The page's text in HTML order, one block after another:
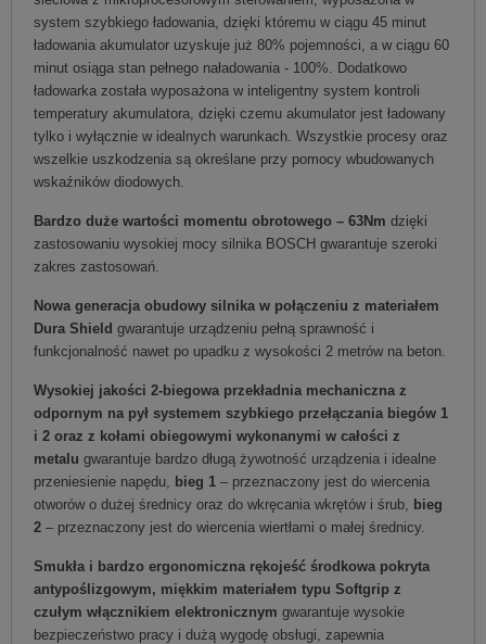
system szybkiego ładowania, dzięki któremu w ciągu 45 minut
ładowania akumulator uzyskuje już 80% pojemności, a w ciągu 60
minut osiąga stan pełnego naładowania - 100%. Dodatkowo
ładowarka została wyposażona w inteligentny system kontroli
temperatury akumulatora, dzięki czemu akumulator jest ładowany
tylko i wyłącznie w idealnych warunkach. Wszystkie procesy oraz
wszelkie uszkodzenia są określane przy pomocy wbudowanych
wskaźników diodowych.
Bardzo duże wartości momentu obrotowego – 63Nm dzięki
zastosowaniu wysokiej mocy silnika BOSCH gwarantuje szeroki
zakres zastosowań.
Nowa generacja obudowy silnika w połączeniu z materiałem
Dura Shield gwarantuje urządzeniu pełną sprawność i
funkcjonalność nawet po upadku z wysokości 2 metrów na beton.
Wysokiej jakości 2-biegowa przekładnia mechaniczna z
odpornym na pył systemem szybkiego przełączania biegów 1
i 2 oraz z kołami obiegowymi wykonanymi w całości z
metalu gwarantuje bardzo długą żywotność urządzenia i idealne
przeniesienie napędu, bieg 1 – przeznaczony jest do wiercenia
otworów o dużej średnicy oraz do wkręcania wkrętów i śrub, bieg
2 – przeznaczony jest do wiercenia wiertłami o małej średnicy.
Smukła i bardzo ergonomiczna rękojeść środkowa pokryta
antypoślizgowym, miękkim materiałem typu Softgrip z
czułym włącznikiem elektronicznym gwarantuje wysokie
bezpieczeństwo pracy i dużą wygodę obsługi, zapewnia